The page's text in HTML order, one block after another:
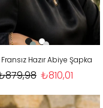
Hazır Abiye Şapka
₺810,01